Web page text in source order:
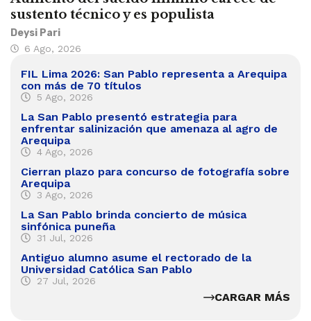
sustento técnico y es populista
Deysi Pari
6 Ago, 2026
FIL Lima 2026: San Pablo representa a Arequipa
con más de 70 títulos
5 Ago, 2026
La San Pablo presentó estrategia para
enfrentar salinización que amenaza al agro de
Arequipa
4 Ago, 2026
Cierran plazo para concurso de fotografía sobre
Arequipa
3 Ago, 2026
La San Pablo brinda concierto de música
sinfónica puneña
31 Jul, 2026
Antiguo alumno asume el rectorado de la
Universidad Católica San Pablo
27 Jul, 2026
CARGAR MÁS